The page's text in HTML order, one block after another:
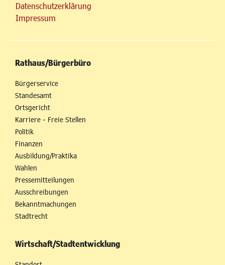
Datenschutzerklärung
Impressum
Rathaus/Bürgerbüro
Bürgerservice
Standesamt
Ortsgericht
Karriere - Freie Stellen
Politik
Finanzen
Ausbildung/Praktika
Wahlen
Pressemitteilungen
Ausschreibungen
Bekanntmachungen
Stadtrecht
Wirtschaft/Stadtentwicklung